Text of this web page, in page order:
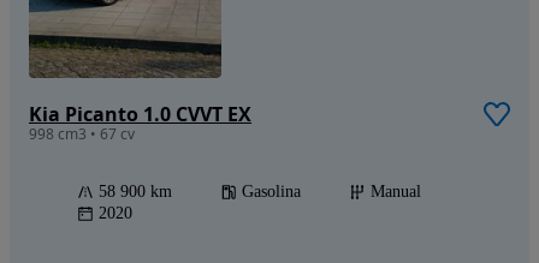
Kia Picanto 1.0 CVVT EX
998 cm3 • 67 cv
58 900 km Gasolina
Manual
2020